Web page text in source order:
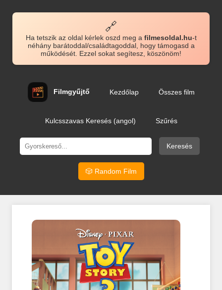
🔗
Ha tetszik az oldal kérlek oszd meg a filmesoldal.hu-t
néhány barátoddal/családtagoddal, hogy támogasd a
működését. Ezzel sokat segítesz, köszönöm!
Filmgyűjtő Kezdőlap Összes film
Kulcsszavas Keresés (angol) Szűrés
Keresés
🎲 Random Film